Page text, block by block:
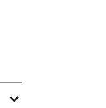
expand_more